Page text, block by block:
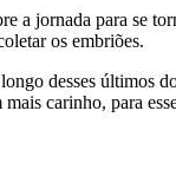
a jornada para se
os embriões.
desses últimos
carinho, para